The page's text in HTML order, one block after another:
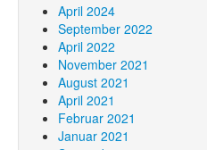
April 2024
September 2022
April 2022
November 2021
August 2021
April 2021
Februar 2021
Januar 2021